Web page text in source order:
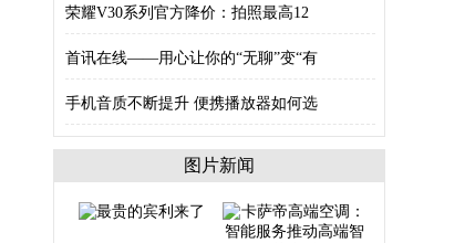
荣耀V30系列官方降价：拍照最高12
首讯在线——用心让你的“无聊”变“有
手机音质不断提升 便携播放器如何选
图片新闻